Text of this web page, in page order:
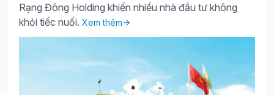
Rạng Đông Holding khiến nhiều nhà đầu tư không
khỏi tiếc nuối. Xem thêm